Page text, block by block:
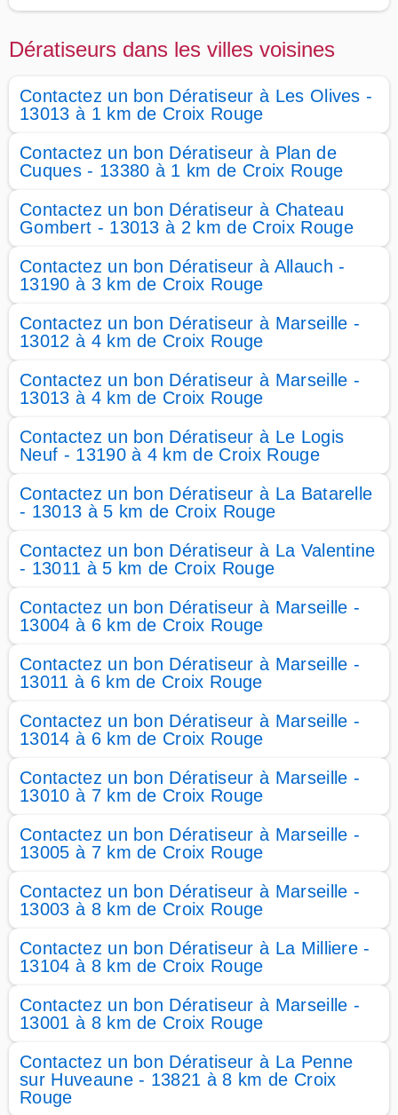
Dératiseurs dans les villes voisines
Contactez un bon Dératiseur à Les Olives -
13013 à 1 km de Croix Rouge
Contactez un bon Dératiseur à Plan de
Cuques - 13380 à 1 km de Croix Rouge
Contactez un bon Dératiseur à Chateau
Gombert - 13013 à 2 km de Croix Rouge
Contactez un bon Dératiseur à Allauch -
13190 à 3 km de Croix Rouge
Contactez un bon Dératiseur à Marseille -
13012 à 4 km de Croix Rouge
Contactez un bon Dératiseur à Marseille -
13013 à 4 km de Croix Rouge
Contactez un bon Dératiseur à Le Logis
Neuf - 13190 à 4 km de Croix Rouge
Contactez un bon Dératiseur à La Batarelle
- 13013 à 5 km de Croix Rouge
Contactez un bon Dératiseur à La Valentine
- 13011 à 5 km de Croix Rouge
Contactez un bon Dératiseur à Marseille -
13004 à 6 km de Croix Rouge
Contactez un bon Dératiseur à Marseille -
13011 à 6 km de Croix Rouge
Contactez un bon Dératiseur à Marseille -
13014 à 6 km de Croix Rouge
Contactez un bon Dératiseur à Marseille -
13010 à 7 km de Croix Rouge
Contactez un bon Dératiseur à Marseille -
13005 à 7 km de Croix Rouge
Contactez un bon Dératiseur à Marseille -
13003 à 8 km de Croix Rouge
Contactez un bon Dératiseur à La Milliere -
13104 à 8 km de Croix Rouge
Contactez un bon Dératiseur à Marseille -
13001 à 8 km de Croix Rouge
Contactez un bon Dératiseur à La Penne
sur Huveaune - 13821 à 8 km de Croix
Rouge